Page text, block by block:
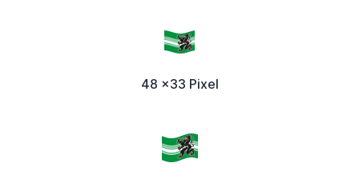
48 x33 Pixel